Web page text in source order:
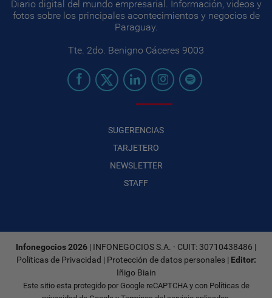
Diario digital del mundo empresarial. Información, videos y
fotos sobre los principales acontecimientos y negocios de
Paraguay.
Tte. 2do. Benigno Cáceres 9003
SUGERENCIAS
TARJETERO
NEWSLETTER
STAFF
Infonegocios 2026 | INFONEGOCIOS S.A. · CUIT: 30710438486 |
Políticas de Privacidad | Protección de datos personales| Editor:
Iñigo Biain
Este sitio esta protegido por Google reCAPTCHA y con Políticas de